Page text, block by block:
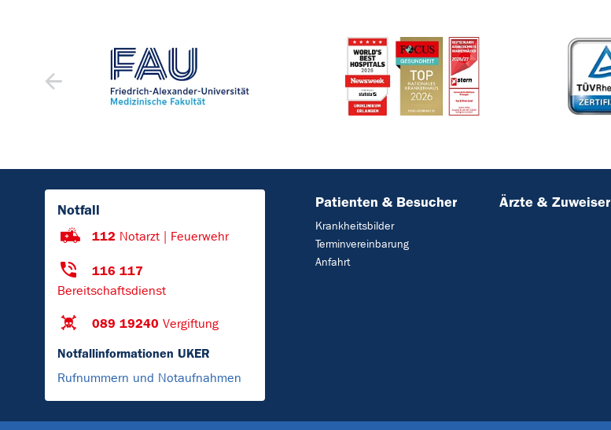
Notfall
112 Notarzt | Feuerwehr
116 117
Bereitschaftsdienst
089 19240 Vergiftung
Notfallinformationen UKER
Rufnummern und Notaufnahmen
Patienten & Besucher
Krankheitsbilder
Terminvereinbarung
Anfahrt
Ärzte & Zuweiser